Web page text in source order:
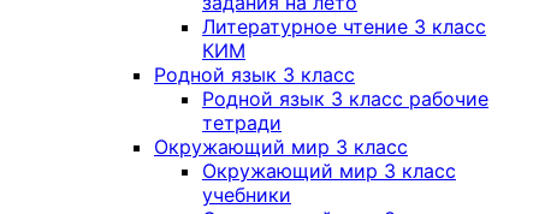
Литературное чтение 3 класс
КИМ
Родной язык 3 класс
Родной язык 3 класс рабочие
тетради
Окружающий мир 3 класс
Окружающий мир 3 класс
учебники